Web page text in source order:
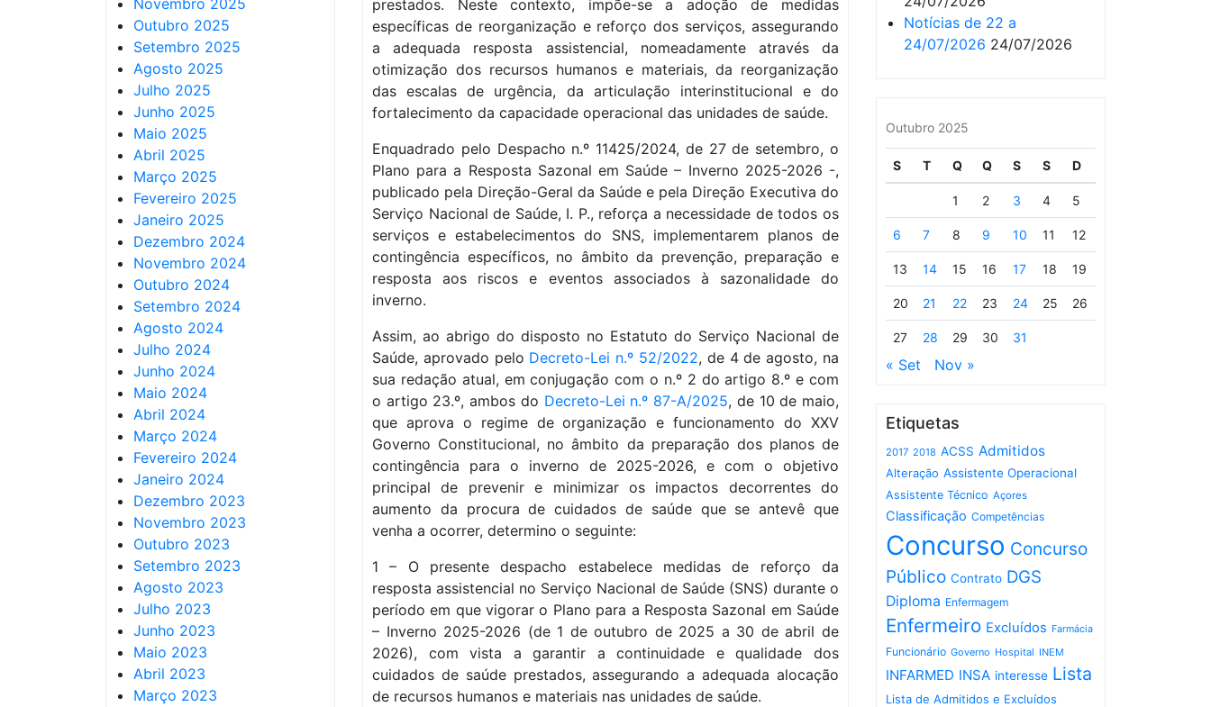
Novembro 2025
Outubro 2025
Setembro 2025
Agosto 2025
Julho 2025
Junho 2025
Maio 2025
Abril 2025
Março 2025
Fevereiro 2025
Janeiro 2025
Dezembro 2024
Novembro 2024
Outubro 2024
Setembro 2024
Agosto 2024
Julho 2024
Junho 2024
Maio 2024
Abril 2024
Março 2024
Fevereiro 2024
Janeiro 2024
Dezembro 2023
Novembro 2023
Outubro 2023
Setembro 2023
Agosto 2023
Julho 2023
Junho 2023
Maio 2023
Abril 2023
Março 2023
prestados. Neste contexto, impõe-se a adoção de medidas
específicas de reorganização e reforço dos serviços, assegurando
a adequada resposta assistencial, nomeadamente através da
otimização dos recursos humanos e materiais, da reorganização
das escalas de urgência, da articulação interinstitucional e do
fortalecimento da capacidade operacional das unidades de saúde.
Enquadrado pelo Despacho n.º 11425/2024, de 27 de setembro, o
Plano para a Resposta Sazonal em Saúde – Inverno 2025-2026 -,
publicado pela Direção-Geral da Saúde e pela Direção Executiva do
Serviço Nacional de Saúde, I. P., reforça a necessidade de todos os
serviços e estabelecimentos do SNS, implementarem planos de
contingência específicos, no âmbito da prevenção, preparação e
resposta aos riscos e eventos associados à sazonalidade do
inverno.
Assim, ao abrigo do disposto no Estatuto do Serviço Nacional de
Saúde, aprovado pelo Decreto-Lei n.º 52/2022, de 4 de agosto, na
sua redação atual, em conjugação com o n.º 2 do artigo 8.º e com
o artigo 23.º, ambos do Decreto-Lei n.º 87-A/2025, de 10 de maio,
que aprova o regime de organização e funcionamento do XXV
Governo Constitucional, no âmbito da preparação dos planos de
contingência para o inverno de 2025-2026, e com o objetivo
principal de prevenir e minimizar os impactos decorrentes do
aumento da procura de cuidados de saúde que se antevê que
venha a ocorrer, determino o seguinte:
1 – O presente despacho estabelece medidas de reforço da
resposta assistencial no Serviço Nacional de Saúde (SNS) durante o
período em que vigorar o Plano para a Resposta Sazonal em Saúde
– Inverno 2025-2026 (de 1 de outubro de 2025 a 30 de abril de
2026), com vista a garantir a continuidade e qualidade dos
cuidados de saúde prestados, assegurando a adequada alocação
de recursos humanos e materiais nas unidades de saúde.
Notícias de 22 a
24/07/2026 24/07/2026
Outubro 2025
S T Q Q S S D
1 2 3 4 5
6 7 8 9 10 11 12
13 14 15 16 17 18 19
20 21 22 23 24 25 26
27 28 29 30 31
« Set Nov »
Etiquetas
2017 2018 ACSS Admitidos
Alteração Assistente Operacional
Assistente Técnico Açores
Classificação Competências
Concurso Concurso
Público Contrato DGS
Diploma Enfermagem
Enfermeiro Excluídos Farmácia
Funcionário Governo Hospital INEM
INFARMED INSA interesse Lista
Lista de Admitidos e Excluídos